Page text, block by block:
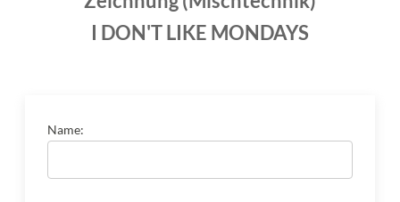
I DON'T LIKE MONDAYS
Name: